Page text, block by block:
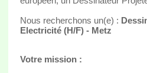
Nous recherchons un(e) :
Electricité (H/F) - Metz
Votre mission :